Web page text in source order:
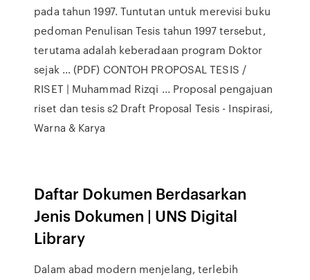
pada tahun 1997. Tuntutan untuk merevisi buku
pedoman Penulisan Tesis tahun 1997 tersebut,
terutama adalah keberadaan program Doktor
sejak … (PDF) CONTOH PROPOSAL TESIS /
RISET | Muhammad Rizqi ... Proposal pengajuan
riset dan tesis s2 Draft Proposal Tesis - Inspirasi,
Warna & Karya
Daftar Dokumen Berdasarkan
Jenis Dokumen | UNS Digital
Library
Dalam abad modern menjelang, terlebih